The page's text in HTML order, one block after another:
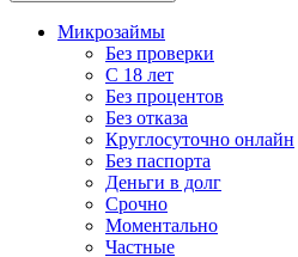
Микрозаймы
Без проверки
С 18 лет
Без процентов
Без отказа
Круглосуточно онлайн
Без паспорта
Деньги в долг
Срочно
Моментально
Частные